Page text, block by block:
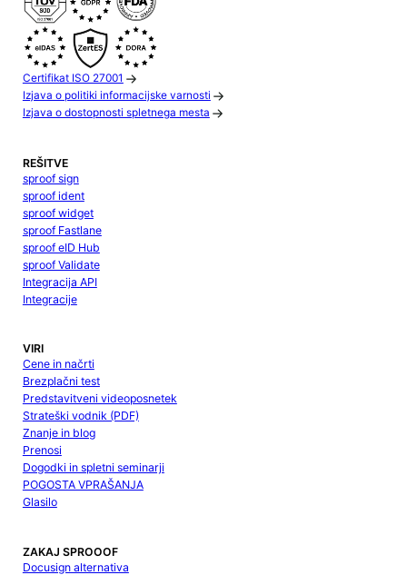
Certifikat ISO 27001
Izjava o politiki informacijske varnosti
Izjava o dostopnosti spletnega mesta
REŠITVE
sproof sign
sproof ident
sproof widget
sproof Fastlane
sproof eID Hub
sproof Validate
Integracija API
Integracije
VIRI
Cene in načrti
Brezplačni test
Predstavitveni videoposnetek
Strateški vodnik (PDF)
Znanje in blog
Prenosi
Dogodki in spletni seminarji
POGOSTA VPRAŠANJA
Glasilo
ZAKAJ SPROOOF
Docusign alternativa